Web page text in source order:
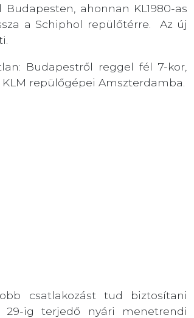
ahonnan KL1980-as
a Schiphol repülőtérre. Az új
Budapestről reggel fél 7-kor,
repülőgépei Amszterdamba.
csatlakozást tud biztosítani
29-ig terjedő nyári menetrendi